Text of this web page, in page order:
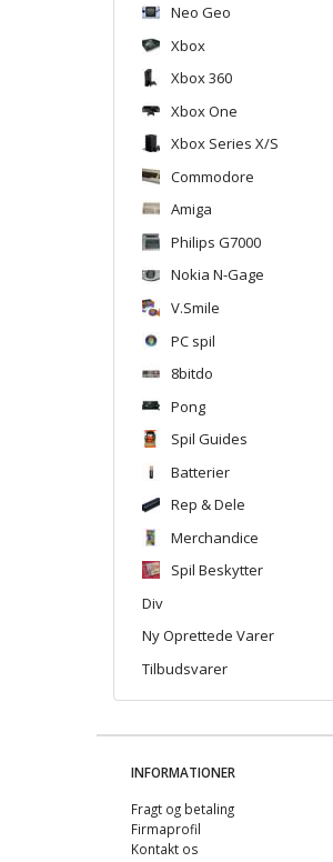
Neo Geo
Xbox
Xbox 360
Xbox One
Xbox Series X/S
Commodore
Amiga
Philips G7000
Nokia N-Gage
V.Smile
PC spil
8bitdo
Pong
Spil Guides
Batterier
Rep & Dele
Merchandice
Spil Beskytter
Div
Ny Oprettede Varer
Tilbudsvarer
INFORMATIONER
Fragt og betaling
Firmaprofil
Kontakt os